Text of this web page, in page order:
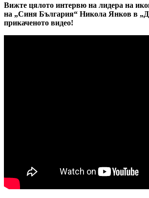
Вижте цялото интервю на лидера на
на „Синя България“ Никола Янков в
прикаченото видео!